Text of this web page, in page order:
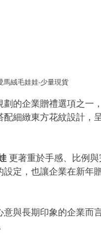
馬絨毛娃娃-少量現貨
劃的企業贈禮選項之一
細緻東方花紋設計，
更著重於手感、比例
定，也讓企業在新年
與長期印象的企業而